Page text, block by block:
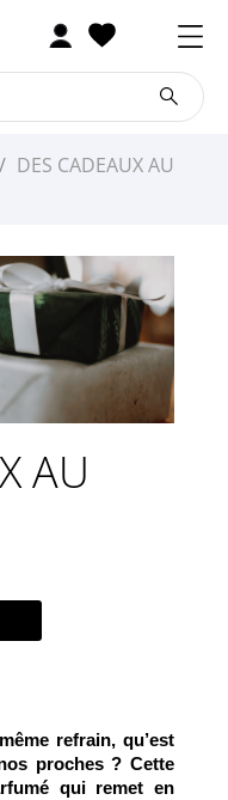
DES CADEAUX AU
AU
refrain, qu’est
proches ? Cette
qui remet en